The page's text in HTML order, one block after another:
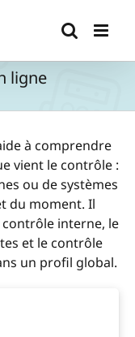
ligne
à comprendre
vient le contrôle :
ou de systèmes
du moment. Il
interne, le
et le contrôle
un profil global.